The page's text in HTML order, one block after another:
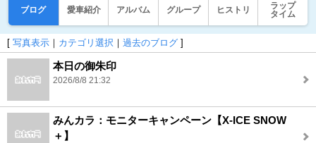
ブログ 愛車紹介 アルバム グループ ヒストリ
ラップ
タイム
[ 写真表示 ｜ カテゴリ選択 ｜ 過去のブログ ]
本日の御朱印
2026/8/8 21:32
みんカラ：モニターキャンペーン【X-ICE SNOW
＋】